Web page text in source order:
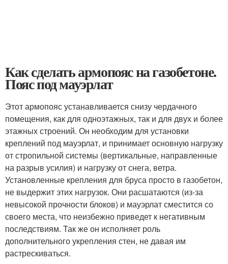
Как сделать армопояс на газобетоне.
Пояс под мауэрлат
Этот армопояс устанавливается снизу чердачного
помещения, как для одноэтажных, так и для двух и более
этажных строений. Он необходим для установки
креплений под мауэрлат, и принимает основную нагрузку
от стропильной системы (вертикальные, направленные
на разрыв усилия) и нагрузку от снега, ветра.
Установленные крепления для бруса просто в газобетон,
не выдержит этих нагрузок. Они расшатаются (из-за
невысокой прочности блоков) и мауэрлат сместится со
своего места, что неизбежно приведет к негативным
последствиям. Так же он исполняет роль
дополнительного укрепления стен, не давая им
растрескиваться.